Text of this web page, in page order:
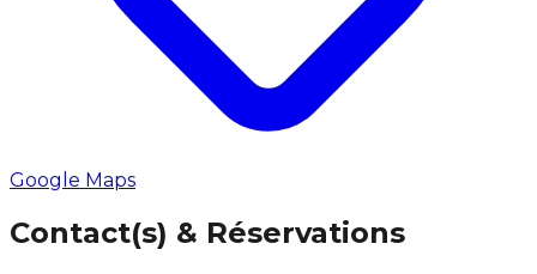
Google Maps
Contact(s) & Réservations